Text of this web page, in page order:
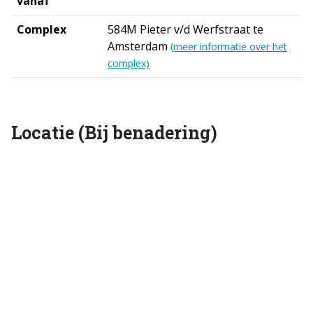
Complex
584M Pieter v/d Werfstraat te
Amsterdam (meer informatie over het
complex)
Locatie (Bij benadering)